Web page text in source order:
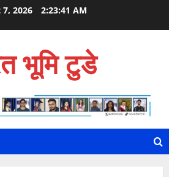
2026 2:23:42 AM
भूमि टुडे